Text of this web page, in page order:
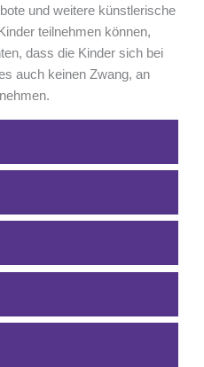
und weitere künstlerische
teilnehmen können,
dass die Kinder sich bei
auch keinen Zwang, an